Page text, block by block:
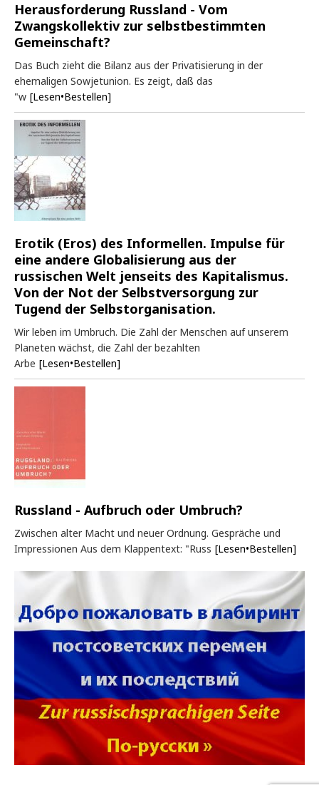
Herausforderung Russland - Vom
Zwangskollektiv zur selbstbestimmten
Gemeinschaft?
Das Buch zieht die Bilanz aus der Privatisierung in der
ehemaligen Sowjetunion. Es zeigt, daß das
"w [Lesen•Bestellen]
Erotik (Eros) des Informellen. Impulse für
eine andere Globalisierung aus der
russischen Welt jenseits des Kapitalismus.
Von der Not der Selbstversorgung zur
Tugend der Selbstorganisation.
Wir leben im Umbruch. Die Zahl der Menschen auf unserem
Planeten wächst, die Zahl der bezahlten
Arbe [Lesen•Bestellen]
Russland - Aufbruch oder Umbruch?
Zwischen alter Macht und neuer Ordnung. Gespräche und
Impressionen Aus dem Klappentext: "Russ [Lesen•Bestellen]